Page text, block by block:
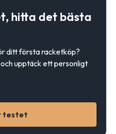
hitta det bästa
ditt första racketköp?
upptäck ett personligt
testet